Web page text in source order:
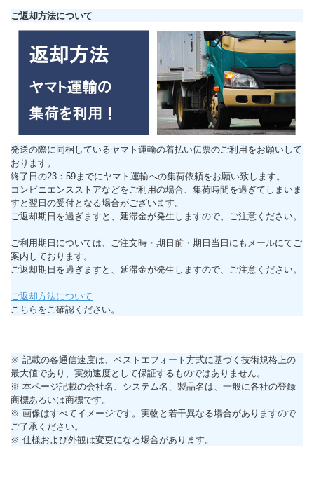
ご返却方法について
発送の際に同梱しているヤマト運輸の着払い伝票のご利用をお願いして
おります。
終了日の23：59までにヤマト運輸への集荷依頼をお願い致します。
コンビニエンスストアなどをご利用の場合、集荷時間を過ぎてしまいま
すと翌日の受付となる場合がございます。
ご返却期日を過ぎますと、延滞金が発生しますので、ご注意ください。
ご利用期日については、ご注文時・期日前・期日当日にもメールにてご
案内しております。
ご返却期日を過ぎますと、延滞金が発生しますので、ご注意ください。
ご返却方法について
こちらをご確認ください。
※ 記載の各通信速度は、ベストエフォート方式に基づく技術規格上の
最大値であり、実効速度として保証するものではありません。
※ 本ページ記載の会社名、システム名、製品名は、一般に各社の登録
商標あるいは商標です。
※ 画像はすべてイメージです。実物と若干異なる場合がありますので
ご了承ください。
※ 仕様および外観は変更になる場合があります。